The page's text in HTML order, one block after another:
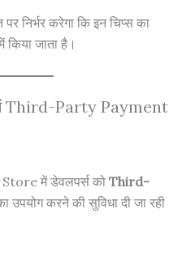
निर्भर करेगा कि इन चिप्स का
जाता है।
Third-Party Payment
में डेवलपर्स को Third-
उपयोग करने की सुविधा दी जा रही